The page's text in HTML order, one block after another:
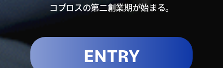
コプロスの第二創業期が始まる。
ENTRY